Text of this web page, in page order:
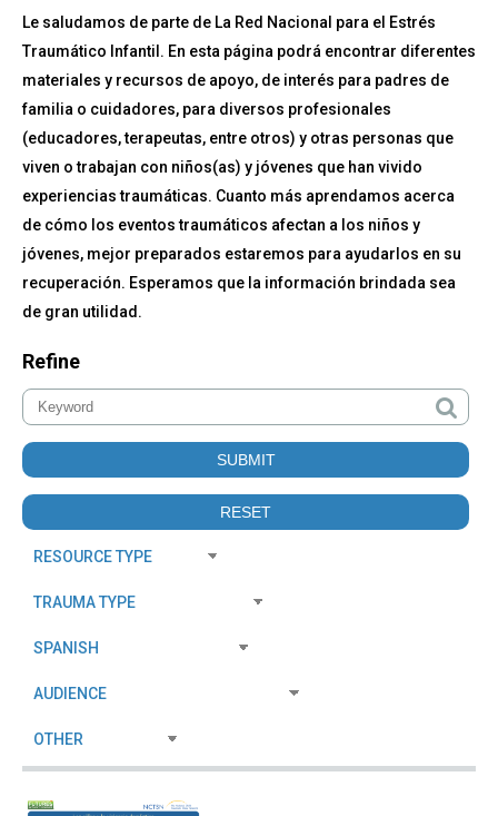
to
top
Información
en
Español
Le saludamos de parte de La Red Nacional para el Estrés
Traumático Infantil. En esta página podrá encontrar diferentes
materiales y recursos de apoyo, de interés para padres de
familia o cuidadores, para diversos profesionales
(educadores, terapeutas, entre otros) y otras personas que
viven o trabajan con niños(as) y jóvenes que han vivido
experiencias traumáticas. Cuanto más aprendamos acerca
de cómo los eventos traumáticos afectan a los niños y
jóvenes, mejor preparados estaremos para ayudarlos en su
recuperación. Esperamos que la información brindada sea
de gran utilidad.
Refine